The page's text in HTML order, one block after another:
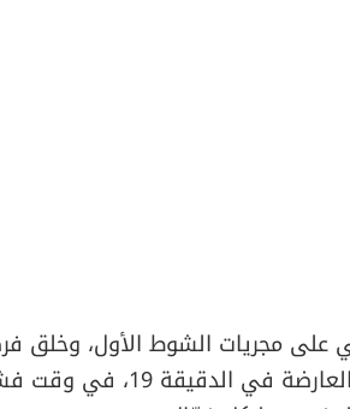
على مجريات الشوط الأول، وخلق
مزراوي التي ارتطمت